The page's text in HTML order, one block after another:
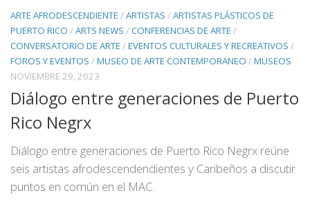
ARTE AFRODESCENDIENTE /ARTISTAS /ARTISTAS PLÁSTICOS DE
PUERTO RICO /ARTS NEWS /CONFERENCIAS DE ARTE /
CONVERSATORIO DE ARTE /EVENTOS CULTURALES Y RECREATIVOS /
FOROS Y EVENTOS /MUSEO DE ARTE CONTEMPORANEO /MUSEOS
NOVIEMBRE 29, 2023
Diálogo entre generaciones de Puerto
Rico Negrx
Diálogo entre generaciones de Puerto Rico Negrx reúne
seis artistas afrodescendendientes y Caribeños a discutir
puntos en común en el MAC.